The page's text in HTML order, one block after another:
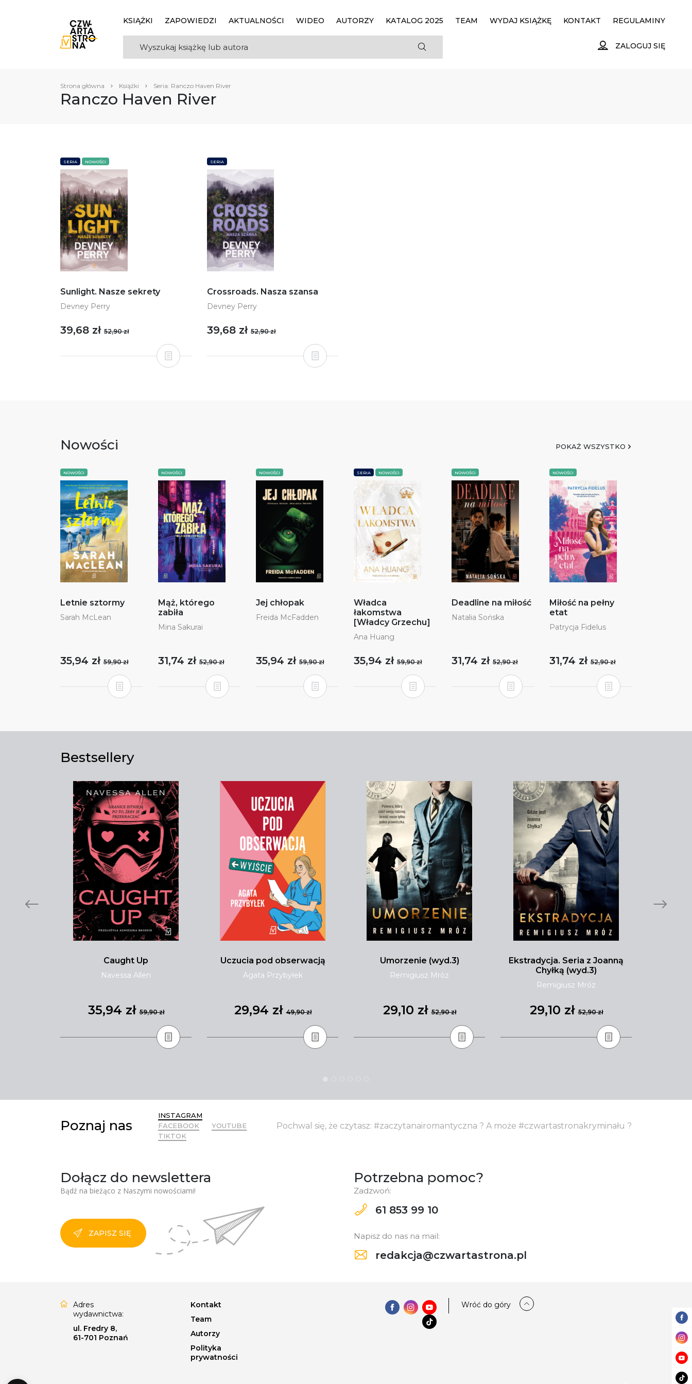
KSIĄŻKI ZAPOWIEDZI AKTUALNOŚCI WIDEO AUTORZY KATALOG 2025 TEAM WYDAJ KSIĄŻKĘ KONTAKT REGULAMINY
ZALOGUJ SIĘ
Strona główna Książki Seria: Ranczo Haven River
Ranczo Haven River
SERIA NOWOŚCI
Sunlight. Nasze sekrety
Devney Perry
39,68 zł 52,90 zł
SERIA
Crossroads. Nasza szansa
Devney Perry
39,68 zł 52,90 zł
Nowości POKAŻ WSZYSTKO
NOWOŚCI
Letnie sztormy
Sarah McLean
35,94 zł 59,90 zł
NOWOŚCI
Mąż, którego
zabiła
Mina Sakurai
31,74 zł 52,90 zł
NOWOŚCI
Jej chłopak
Freida McFadden
35,94 zł 59,90 zł
SERIA NOWOŚCI
Władca
łakomstwa
[Władcy Grzechu]
Ana Huang
35,94 zł 59,90 zł
NOWOŚCI
Deadline na miłość
Natalia Sońska
31,74 zł 52,90 zł
NOWOŚCI
Miłość na pełny
etat
Patrycja Fidelus
31,74 zł 52,90 zł
Bestsellery
Caught Up
Navessa Allen
35,94 zł59,90 zł
Uczucia pod obserwacją
Agata Przybyłek
29,94 zł49,90 zł
Umorzenie (wyd.3)
Remigiusz Mróz
29,10 zł52,90 zł
Ekstradycja. Seria z Joanną
Chyłką (wyd.3)
Remigiusz Mróz
29,10 zł52,90 zł
Poznaj nas
INSTAGRAM
FACEBOOK
YOUTUBE
TIKTOK
Pochwal się, że czytasz: #zaczytanairomantyczna ? A może #czwartastronakryminału ?
Dołącz do newslettera
Bądź na bieżąco z Naszymi nowościami!
ZAPISZ SIĘ
Potrzebna pomoc?
Zadzwoń:
61 853 99 10
Napisz do nas na mail:
redakcja@czwartastrona.pl
Adres
wydawnictwa:
ul. Fredry 8,
61-701 Poznań
Kontakt
Team
Autorzy
Polityka
prywatności
Wróć do góry